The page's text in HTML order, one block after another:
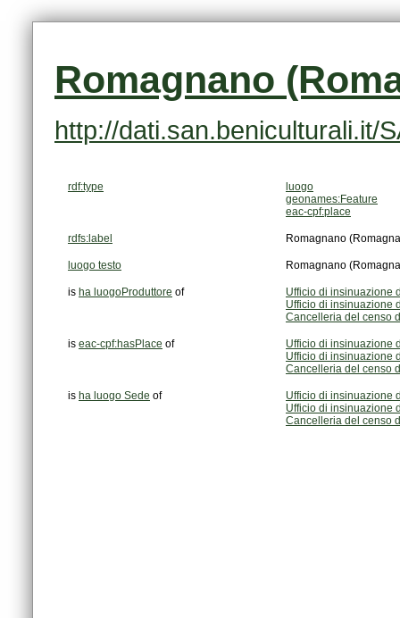
Romagnano
http://dati.san.beniculturali.it/
rdf:type
luogo
geonames:Feature
eac-cpf:place
rdfs:label Romagnano
luogo testo Romagnano
is ha luogoProduttore of
Ufficio di insinuazione
Ufficio di insinuazione
Cancelleria del censo
is eac-cpf:hasPlace of
Ufficio di insinuazione
Ufficio di insinuazione
Cancelleria del censo
is ha luogo Sede of
Ufficio di insinuazione
Ufficio di insinuazione
Cancelleria del censo